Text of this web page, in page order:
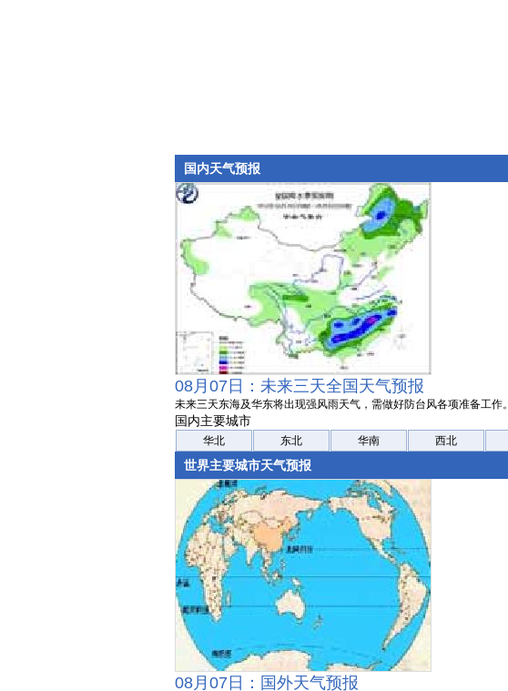
国内天气预报
08月07日：未来三天全国天气预报
未来三天东海及华东将出现强风雨天气，需做好防台风各项准备工作。
国内主要城市
华北 东北 华南 西北
世界主要城市天气预报
08月07日：国外天气预报